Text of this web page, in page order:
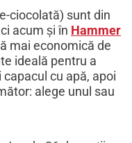
ciocolată) sunt din
acum și în Hammer
mai economică de
ideală pentru a
cu apă, apoi
alege unul sau